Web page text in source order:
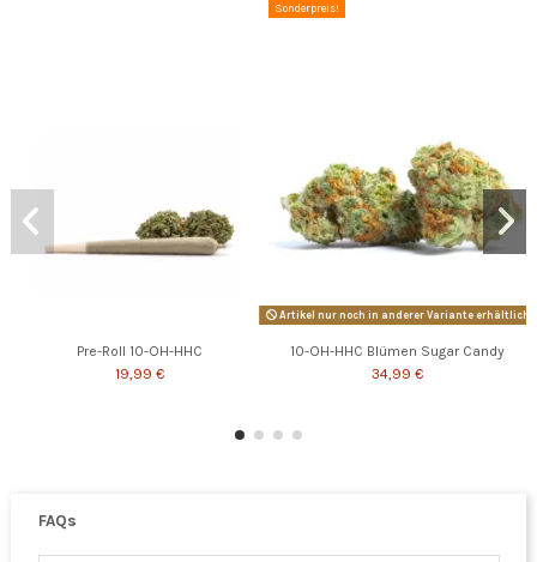
Pre-Roll 10-OH-HHC
19,99 €
Sonderpreis!
Artikel nur noch in anderer Variante erhältlich
10-OH-HHC Blümen Sugar Candy
34,99 €
FAQs